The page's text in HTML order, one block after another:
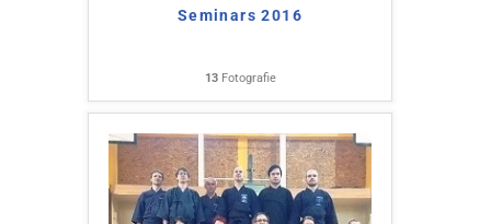
Seminars 2016
13Fotografie